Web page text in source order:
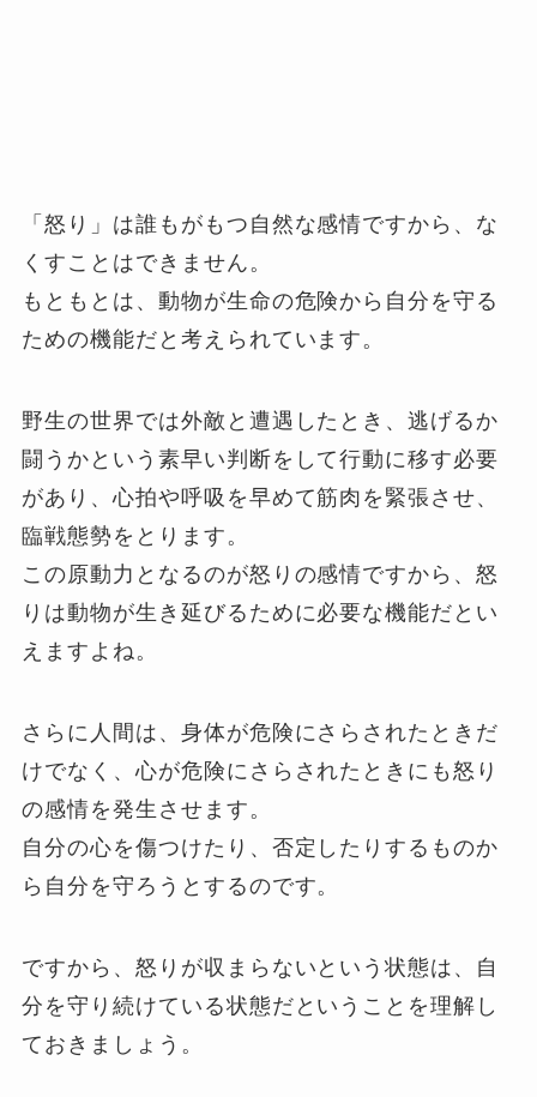
「怒り」は誰もがもつ自然な感情ですから、な
くすことはできません。
もともとは、動物が生命の危険から自分を守る
ための機能だと考えられています。
野生の世界では外敵と遭遇したとき、逃げるか
闘うかという素早い判断をして行動に移す必要
があり、心拍や呼吸を早めて筋肉を緊張させ、
臨戦態勢をとります。
この原動力となるのが怒りの感情ですから、怒
りは動物が生き延びるために必要な機能だとい
えますよね。
さらに人間は、身体が危険にさらされたときだ
けでなく、心が危険にさらされたときにも怒り
の感情を発生させます。
自分の心を傷つけたり、否定したりするものか
ら自分を守ろうとするのです。
ですから、怒りが収まらないという状態は、自
分を守り続けている状態だということを理解し
ておきましょう。